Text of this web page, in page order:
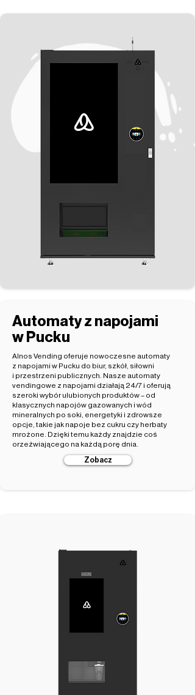
Automaty z napojami
w Pucku
Alnos Vending oferuje nowoczesne automaty
z napojami w Pucku do biur, szkół, siłowni
i przestrzeni publicznych. Nasze automaty
vendingowe z napojami działają 24/7 i oferują
szeroki wybór ulubionych produktów – od
klasycznych napojów gazowanych i wód
mineralnych po soki, energetyki i zdrowsze
opcje, takie jak napoje bez cukru czy herbaty
mrożone. Dzięki temu każdy znajdzie coś
orzeźwiającego na każdą porę dnia.
Zobacz